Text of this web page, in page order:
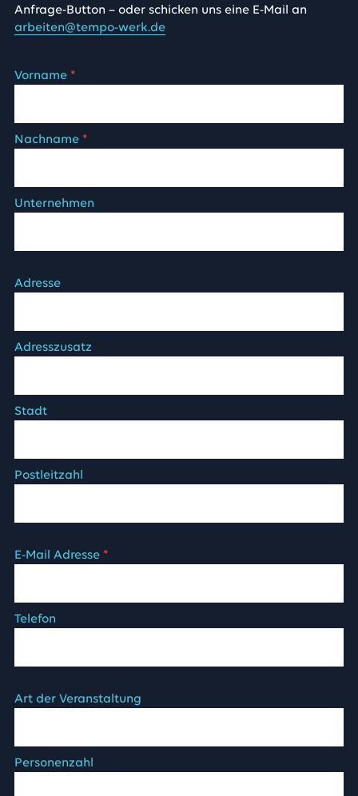
Anfrage-Button – oder schicken uns eine E-Mail an
arbeiten@tempo-werk.de
Vorname *
Nachname *
Unternehmen
Adresse
Adresszusatz
Stadt
Postleitzahl
E-Mail Adresse *
Telefon
Art der Veranstaltung
Personenzahl